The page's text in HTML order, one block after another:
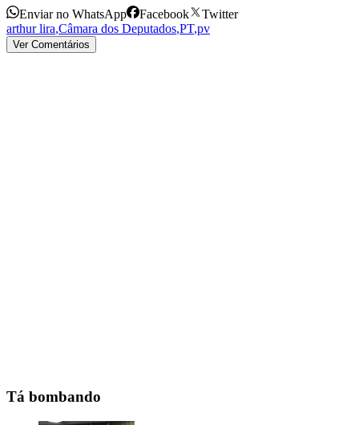
Enviar no WhatsApp Facebook
Twitter
arthur lira,Câmara dos Deputados,PT,pv
Ver Comentários
Tá bombando